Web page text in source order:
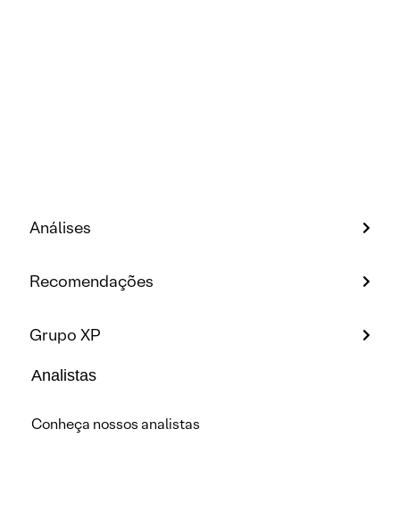
Análises
Recomendações
Grupo XP
Analistas
Conheça nossos analistas